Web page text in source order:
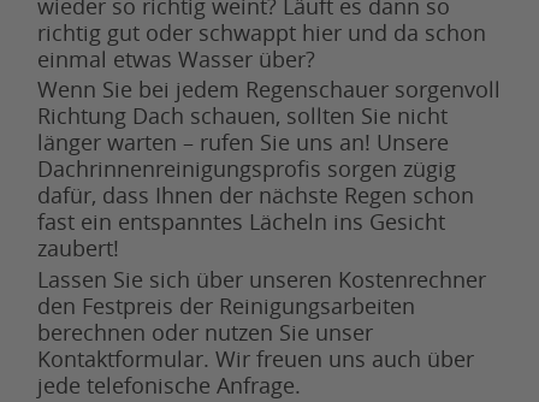
richtig gut oder schwappt hier und da schon
einmal etwas Wasser über?
Wenn Sie bei jedem Regenschauer sorgenvoll
Richtung Dach schauen, sollten Sie nicht
länger warten – rufen Sie uns an! Unsere
Dachrinnenreinigungsprofis sorgen zügig
dafür, dass Ihnen der nächste Regen schon
fast ein entspanntes Lächeln ins Gesicht
zaubert!
Lassen Sie sich über unseren Kostenrechner
den Festpreis der Reinigungsarbeiten
berechnen oder nutzen Sie unser
Kontaktformular. Wir freuen uns auch über
jede telefonische Anfrage.